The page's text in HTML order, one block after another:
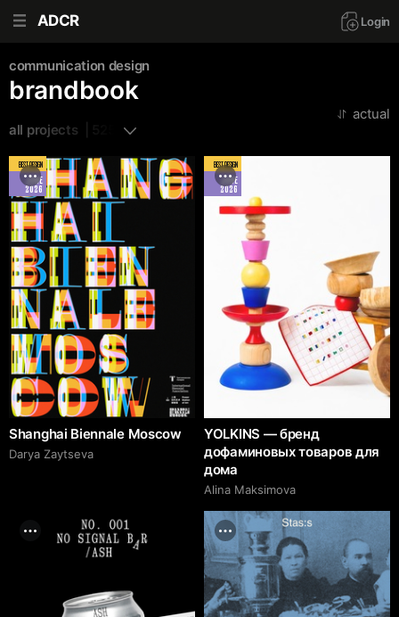
ADCR Login
communication design
brandbook
all projects  | 525
actual
BEST DESIGN
JUNE
2026
Shanghai Biennale Moscow
Darya Zaytseva
BEST DESIGN
JUNE
2026
YOLKINS — бренд
дофаминовых товаров для
дома
Alina Maksimova